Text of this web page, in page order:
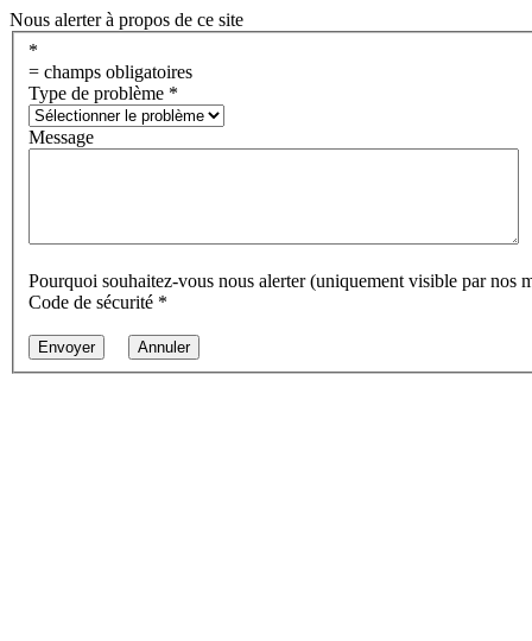
Nous alerter à propos de ce site
*
= champs obligatoires
Type de problème *
Message
Pourquoi souhaitez-vous nous alerter (uniquement visible par nos
Code de sécurité *